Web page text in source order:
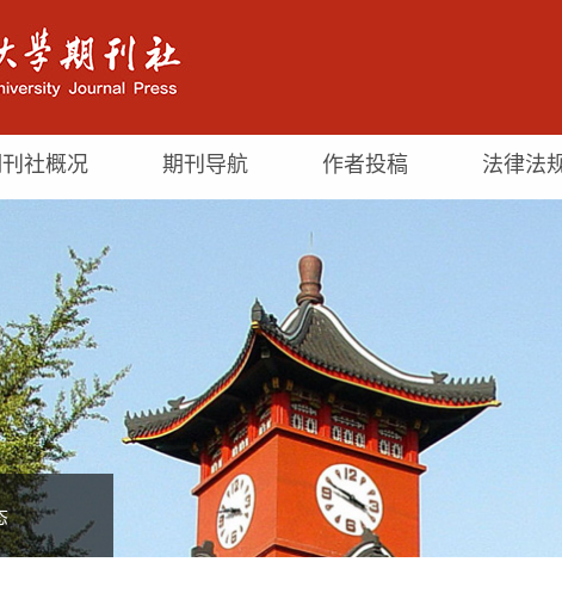
社概况 期刊导航 作者投稿 法律法